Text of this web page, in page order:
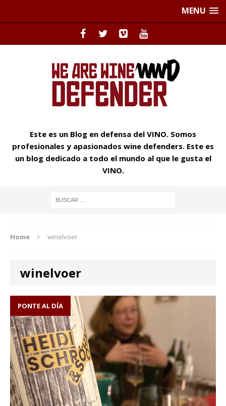
MENU
Este es un Blog en defensa del VINO. Somos
profesionales y apasionados wine defenders. Este es
un blog dedicado a todo el mundo al que le gusta el
VINO.
Home winelvoer
winelvoer
PONTE AL DÍA